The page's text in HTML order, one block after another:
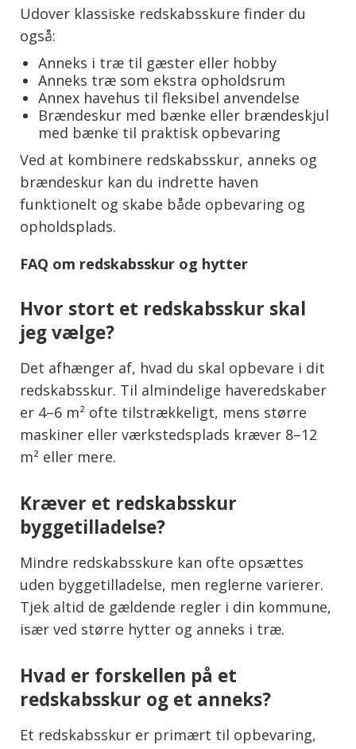
Udover klassiske redskabsskure finder du
også:
Anneks i træ til gæster eller hobby
Anneks træ som ekstra opholdsrum
Annex havehus til fleksibel anvendelse
Brændeskur med bænke eller brændeskjul
med bænke til praktisk opbevaring
Ved at kombinere redskabsskur, anneks og
brændeskur kan du indrette haven
funktionelt og skabe både opbevaring og
opholdsplads.
FAQ om redskabsskur og hytter
Hvor stort et redskabsskur skal
jeg vælge?
Det afhænger af, hvad du skal opbevare i dit
redskabsskur. Til almindelige haveredskaber
er 4–6 m² ofte tilstrækkeligt, mens større
maskiner eller værkstedsplads kræver 8–12
m² eller mere.
Kræver et redskabsskur
byggetilladelse?
Mindre redskabsskure kan ofte opsættes
uden byggetilladelse, men reglerne varierer.
Tjek altid de gældende regler i din kommune,
især ved større hytter og anneks i træ.
Hvad er forskellen på et
redskabsskur og et anneks?
Et redskabsskur er primært til opbevaring,